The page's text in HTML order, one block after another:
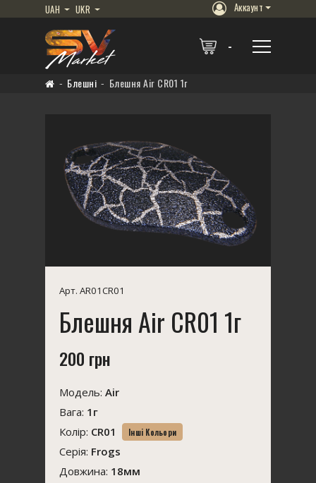
UAH UKR Аккаунт
Блешні Блешня Air CR01 1г
Арт. AR01CR01
Блешня Air CR01 1г
200 грн
Модель: Air
Вага: 1г
Колір: CR01 Інші Кольори
Серія: Frogs
Довжина: 18мм